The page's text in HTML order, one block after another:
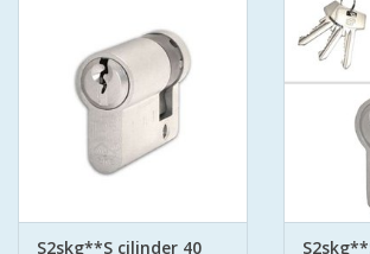
S2skg**S cilinder 40